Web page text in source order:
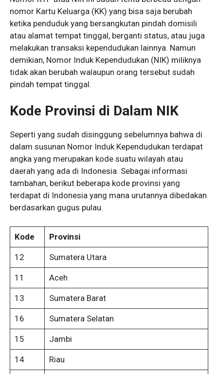
nomor Kartu Keluarga (KK) yang bisa saja berubah
ketika penduduk yang bersangkutan pindah domisili
atau alamat tempat tinggal, berganti status, atau juga
melakukan transaksi kependudukan lainnya. Namun
demikian, Nomor Induk Kependudukan (NIK) miliknya
tidak akan berubah walaupun orang tersebut sudah
pindah tempat tinggal.
Kode Provinsi di Dalam NIK
Seperti yang sudah disinggung sebelumnya bahwa di
dalam susunan Nomor Induk Kependudukan terdapat
angka yang merupakan kode suatu wilayah atau
daerah yang ada di Indonesia. Sebagai informasi
tambahan, berikut beberapa kode provinsi yang
terdapat di Indonesia yang mana urutannya dibedakan
berdasarkan gugus pulau.
Kode Provinsi
12 Sumatera Utara
11 Aceh
13 Sumatera Barat
16 Sumatera Selatan
15 Jambi
14 Riau